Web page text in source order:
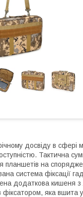
досвіду в сфері
Тактична
планшетів на
система фіксації
додаткова кишеня з
фіксатором, яка вшита